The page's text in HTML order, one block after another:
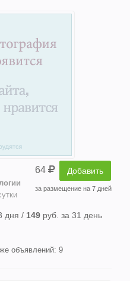
64 Добавить
за размещение на 7 дней
дня / 149 руб. за 31 день
объявлений: 9